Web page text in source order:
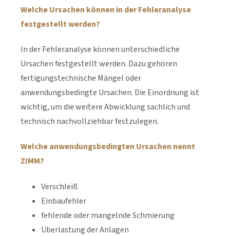
Welche Ursachen können in der Fehleranalyse
festgestellt werden?
In der Fehleranalyse können unterschiedliche
Ursachen festgestellt werden. Dazu gehören
fertigungstechnische Mängel oder
anwendungsbedingte Ursachen. Die Einordnung ist
wichtig, um die weitere Abwicklung sachlich und
technisch nachvollziehbar festzulegen.
Welche anwendungsbedingten Ursachen nennt
ZIMM?
Verschleiß
Einbaufehler
fehlende oder mangelnde Schmierung
Überlastung der Anlagen